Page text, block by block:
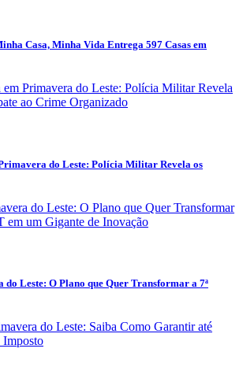
Casa, Minha Vida Entrega 597 Casas em
do Leste: Polícia Militar Revela os
do Leste: O Plano que Quer Transformar a 7ª